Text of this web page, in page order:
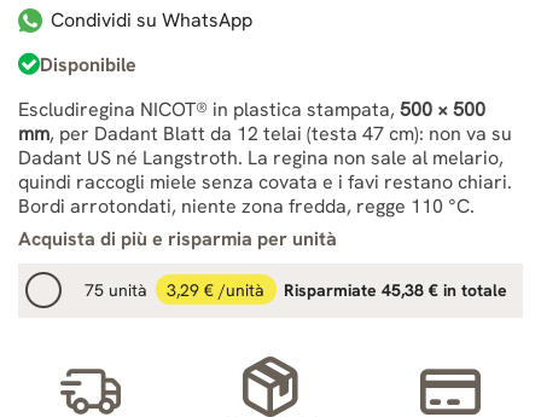
Condividi su WhatsApp
Disponibile
Acquista di più e risparmia per unità
75 unità 3,29 € /unità Risparmiate 45,38 € in totale
Escludiregina NICOT® in plastica stampata, 500 × 500
mm, per Dadant Blatt da 12 telai (testa 47 cm): non va su
Dadant US né Langstroth. La regina non sale al melario,
quindi raccogli miele senza covata e i favi restano chiari.
Bordi arrotondati, niente zona fredda, regge 110 °C.